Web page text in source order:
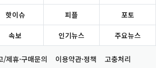
핫이슈 피플 포토
속보 인기뉴스 주요뉴스
/제휴·구매문의 이용약관·정책 고충처리